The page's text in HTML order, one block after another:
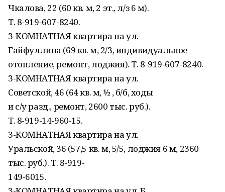
Чкалова, 22 (60 кв. м, 2 эт., л/з 6 м).
Т. 8-919-607-8240.
3-КОМНАТНАЯ квартира на ул.
Гайфуллина (69 кв. м, 2/3, индивидуальное
отопление, ремонт, лоджия). Т. 8-919-607-8240.
3-КОМНАТНАЯ квартира на ул.
Советской, 46 (64 кв. м, ½ , б/б, ходы
и с/у разд., ремонт, 2600 тыс. руб.).
Т. 8-919-14-960-15.
3-КОМНАТНАЯ квартира на ул.
Уральской, 36 (57,5 кв. м, 5/5, лоджия 6 м, 2360
тыс. руб.). Т. 8-919-
149-6015.